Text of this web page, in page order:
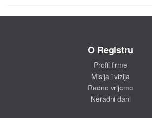
O Registru
Profil firme
Misija i vizija
Radno vrijeme
Neradni dani